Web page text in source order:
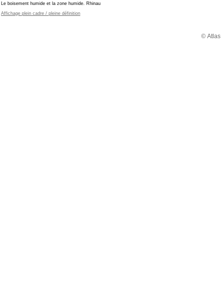
Le boisement humide et la zone humide. Rhinau
Affichage plein cadre / pleine définition
© Atlas